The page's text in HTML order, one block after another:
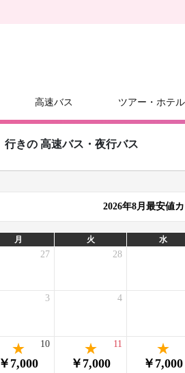
高速バス ツアー・ホテル
行きの 高速バス・夜行バス
2026年8月最安値
月 火 水
27 28
3 4
￥7,000
10
￥7,000
11
￥7,000